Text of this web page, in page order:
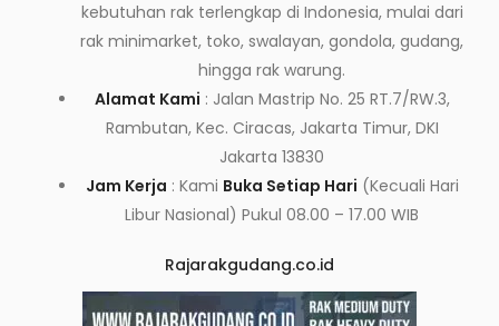
kebutuhan rak terlengkap di Indonesia, mulai dari
rak minimarket, toko, swalayan, gondola, gudang,
hingga rak warung.
Alamat Kami : Jalan Mastrip No. 25 RT.7/RW.3,
Rambutan, Kec. Ciracas, Jakarta Timur, DKI
Jakarta 13830
Jam Kerja : Kami Buka Setiap Hari (Kecuali Hari
Libur Nasional) Pukul 08.00 – 17.00 WIB
Rajarakgudang.co.id